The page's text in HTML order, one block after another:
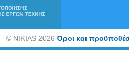
©NIKIAS 2026Όροι και